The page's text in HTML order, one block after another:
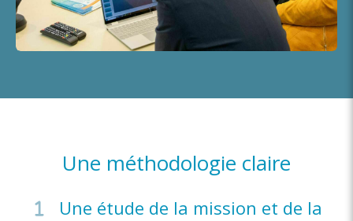
Une méthodologie claire
Une étude de la mission et de la